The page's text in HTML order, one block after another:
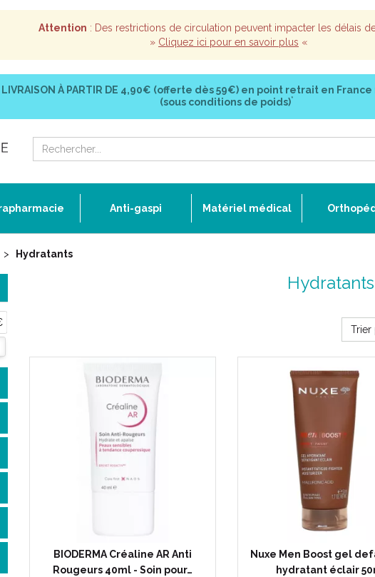
Attention : Des restrictions de circulation peuvent impacter les délais
» Cliquez ici pour en savoir plus «
LIVRAISON À PARTIR DE 4,90€ (offerte dès 59€) en point retrait en
(sous conditions de poids)*
Anti-gaspi Matériel médical
Hydratants
Hydratants
Trier
BIODERMA Créaline AR Anti
Rougeurs 40ml - Soin pour…
Nuxe Men Boost gel
hydratant éclair